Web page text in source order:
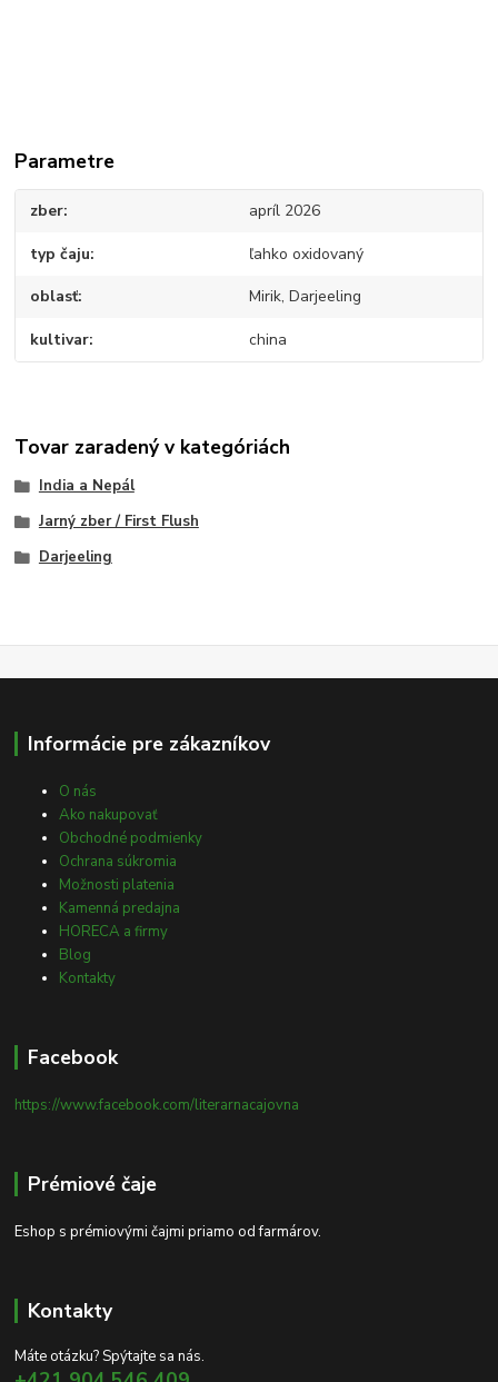
Parametre
zber apríl 2026
typ čaju ľahko oxidovaný
oblasť Mirik, Darjeeling
kultivar china
Tovar zaradený v kategóriách
India a Nepál
Jarný zber / First Flush
Darjeeling
Informácie pre zákazníkov
O nás
Ako nakupovať
Obchodné podmienky
Ochrana súkromia
Možnosti platenia
Kamenná predajna
HORECA a firmy
Blog
Kontakty
Facebook
https://www.facebook.com/literarnacajovna
Prémiové čaje
Eshop s prémiovými čajmi priamo od farmárov.
Kontakty
Máte otázku? Spýtajte sa nás.